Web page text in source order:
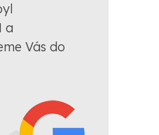
a
Vás do